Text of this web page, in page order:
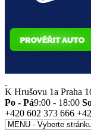
K Hrušovu 1a Praha
Po - Pá9:00 - 18:00
+420 602 373 666